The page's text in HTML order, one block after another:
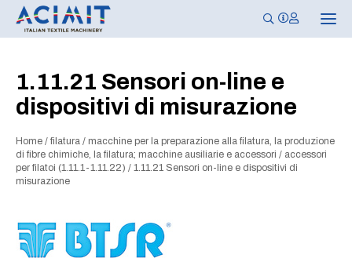
N
a
1.11.21 Sensori on-line e
dispositivi di misurazione
Home / filatura / macchine per la preparazione alla filatura, la produzione
di fibre chimiche, la filatura; macchine ausiliarie e accessori / accessori
per filatoi (1.11.1-1.11.22) / 1.11.21 Sensori on-line e dispositivi di
misurazione